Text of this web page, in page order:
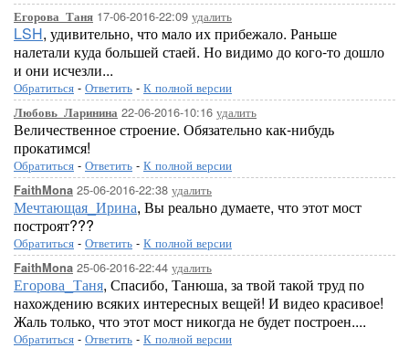
Егорова_Таня 17-06-2016-22:09 удалить
LSH, удивительно, что мало их прибежало. Раньше
налетали куда большей стаей. Но видимо до кого-то дошло
и они исчезли...
Обратиться - Ответить - К полной версии
Любовь_Ларинина 22-06-2016-10:16 удалить
Величественное строение. Обязательно как-нибудь
прокатимся!
Обратиться - Ответить - К полной версии
FaithMona 25-06-2016-22:38 удалить
Мечтающая_Ирина, Вы реально думаете, что этот мост
построят???
Обратиться - Ответить - К полной версии
FaithMona 25-06-2016-22:44 удалить
Егорова_Таня, Спасибо, Танюша, за твой такой труд по
нахождению всяких интересных вещей! И видео красивое!
Жаль только, что этот мост никогда не будет построен....
Обратиться - Ответить - К полной версии